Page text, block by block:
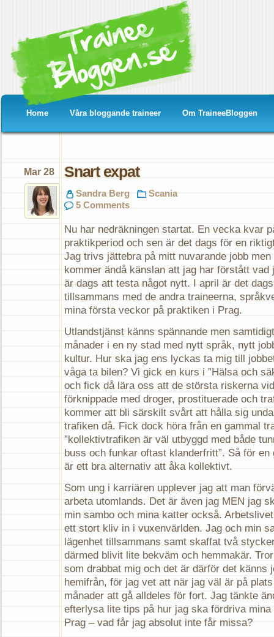
Home Våra bloggande traineer Om TraineeBloggen
Snart expat
Mar 28
Sandra Berg
Scania
5 Comments
Nu har nedräkningen startat. En vecka kvar
praktikperiod och sen är det dags för en
Jag trivs jättebra på mitt nuvarande jobb
kommer ändå känslan att jag har förstått vad
är dags att testa något nytt. I april är det
tillsammans med de andra traineerna,
mina första veckor på praktiken i Prag.
Utlandstjänst känns spännande men
månader i en ny stad med nytt språk, nytt
kultur. Hur ska jag ens lyckas ta mig till
våga ta bilen? Vi gick en kurs i ”Hälsa och
och fick då lära oss att de största riskerna
förknippade med droger, prostituerade och
kommer att bli särskilt svårt att hålla sig
trafiken då. Fick dock höra från en gammal
”kollektivtrafiken är väl utbyggd med både
buss och funkar oftast klanderfritt”. Så för
är ett bra alternativ att åka kollektivt.
Som ung i karriären upplever jag att man
arbeta utomlands. Det är även jag MEN jag
min sambo och mina katter också.
ett stort kliv in i vuxenvärlden. Jag och min
lägenhet tillsammans samt skaffat två
därmed blivit lite bekväm och hemmakär.
som drabbat mig och det är därför det känns
hemifrån, för jag vet att när jag väl är på
månader att gå alldeles för fort. Jag tänkte
efterlysa lite tips på hur jag ska fördriva
Prag – vad får jag absolut inte får missa?